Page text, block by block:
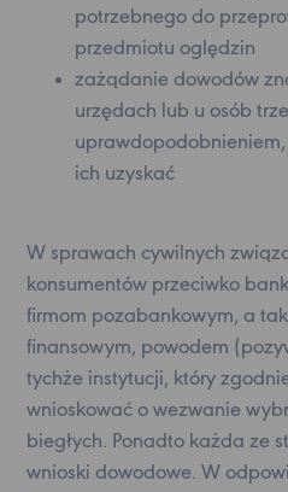
potrzebnego do
przedmiotu oględzin
zażądanie dowodów
urzędach lub u osób
ich uzyskać
W sprawach cywilnych
konsumentów przeciwko
firmom pozabankowym, a
finansowym, powodem
tychże instytucji, który
wnioskować o wezwanie
biegłych. Ponadto każda ze
wnioski dowodowe. W